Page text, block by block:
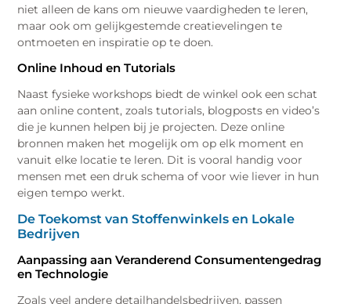
niet alleen de kans om nieuwe vaardigheden te leren,
maar ook om gelijkgestemde creatievelingen te
ontmoeten en inspiratie op te doen.
Online Inhoud en Tutorials
Naast fysieke workshops biedt de winkel ook een schat
aan online content, zoals tutorials, blogposts en video’s
die je kunnen helpen bij je projecten. Deze online
bronnen maken het mogelijk om op elk moment en
vanuit elke locatie te leren. Dit is vooral handig voor
mensen met een druk schema of voor wie liever in hun
eigen tempo werkt.
De Toekomst van Stoffenwinkels en Lokale
Bedrijven
Aanpassing aan Veranderend Consumentengedrag
en Technologie
Zoals veel andere detailhandelsbedrijven, passen